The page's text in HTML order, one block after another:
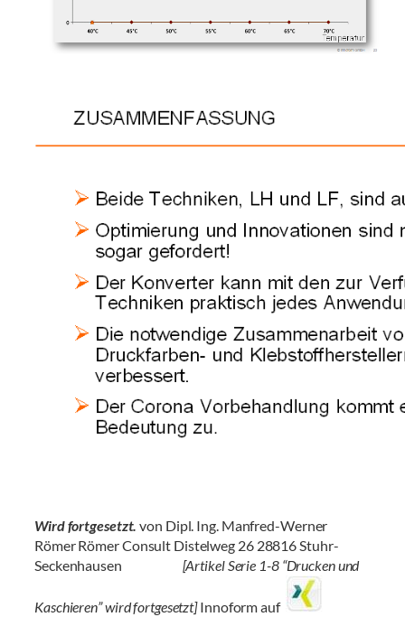
Wird fortgesetzt. von Dipl. Ing. Manfred-Werner
Römer Römer Consult Distelweg 26 28816 Stuhr-
Seckenhausen [Artikel Serie 1-8 “Drucken und
Kaschieren” wird fortgesetzt]Innoform auf